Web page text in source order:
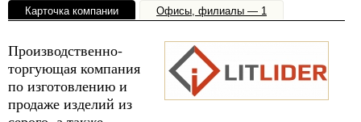
Карточка компании Офисы, филиалы — 1
Производственно-
торгующая компания
по изготовлению и
продаже изделий из